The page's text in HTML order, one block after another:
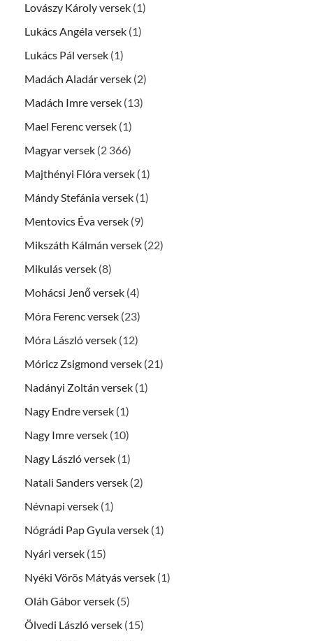
Lovászy Károly versek (1)
Lukács Angéla versek (1)
Lukács Pál versek (1)
Madách Aladár versek (2)
Madách Imre versek (13)
Mael Ferenc versek (1)
Magyar versek (2 366)
Majthényi Flóra versek (1)
Mándy Stefánia versek (1)
Mentovics Éva versek (9)
Mikszáth Kálmán versek (22)
Mikulás versek (8)
Mohácsi Jenő versek (4)
Móra Ferenc versek (23)
Móra László versek (12)
Móricz Zsigmond versek (21)
Nadányi Zoltán versek (1)
Nagy Endre versek (1)
Nagy Imre versek (10)
Nagy László versek (1)
Natali Sanders versek (2)
Névnapi versek (1)
Nógrádi Pap Gyula versek (1)
Nyári versek (15)
Nyéki Vörös Mátyás versek (1)
Oláh Gábor versek (5)
Ölvedi László versek (15)